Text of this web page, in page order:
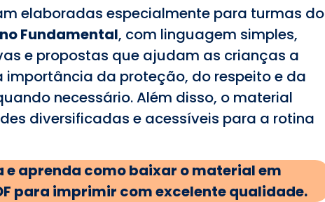
elaboradas especialmente para turmas do
Fundamental, com linguagem simples,
e propostas que ajudam as crianças a
importância da proteção, do respeito e da
necessário. Além disso, o material
diversificadas e acessíveis para a rotina
e aprenda como baixar o material em
para imprimir com excelente qualidade.